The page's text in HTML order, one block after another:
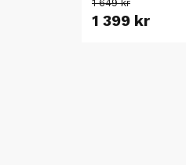
1 649 kr
1 399 kr